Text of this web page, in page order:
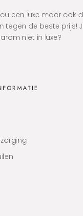
een luxe maar ook
tegen de beste prijs!
niet in luxe?